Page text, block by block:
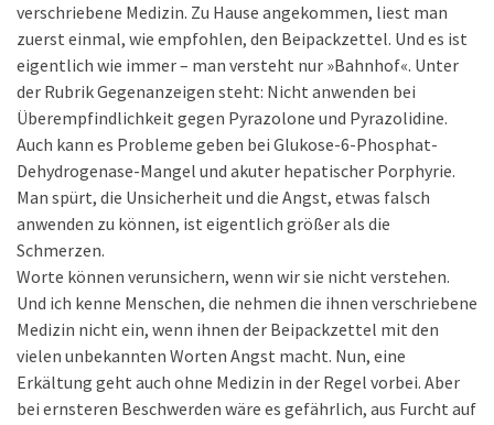
verschriebene Medizin. Zu Hause angekommen, liest man
zuerst einmal, wie empfohlen, den Beipackzettel. Und es ist
eigentlich wie immer – man versteht nur »Bahnhof«. Unter
der Rubrik Gegenanzeigen steht: Nicht anwenden bei
Überempfindlichkeit gegen Pyrazolone und Pyrazolidine.
Auch kann es Probleme geben bei Glukose-6-Phosphat-
Dehydrogenase-Mangel und akuter hepatischer Porphyrie.
Man spürt, die Unsicherheit und die Angst, etwas falsch
anwenden zu können, ist eigentlich größer als die
Schmerzen.
Worte können verunsichern, wenn wir sie nicht verstehen.
Und ich kenne Menschen, die nehmen die ihnen verschriebene
Medizin nicht ein, wenn ihnen der Beipackzettel mit den
vielen unbekannten Worten Angst macht. Nun, eine
Erkältung geht auch ohne Medizin in der Regel vorbei. Aber
bei ernsteren Beschwerden wäre es gefährlich, aus Furcht auf